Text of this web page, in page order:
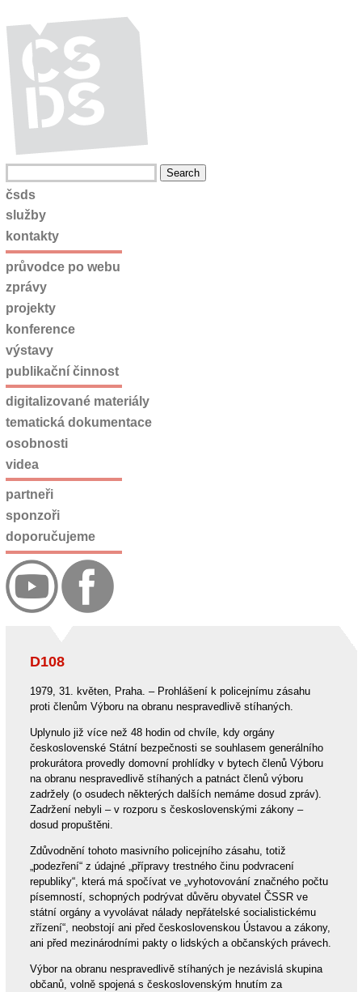
D108
1979, 31. květen, Praha. – Prohlášení k policejnímu zásahu
proti členům Výboru na obranu nespravedlivě stíhaných.
Uplynulo již více než 48 hodin od chvíle, kdy orgány
československé Státní bezpečnosti se souhlasem generálního
prokurátora provedly domovní prohlídky v bytech členů Výboru
na obranu nespravedlivě stíhaných a patnáct členů výboru
zadržely (o osudech některých dalších nemáme dosud zpráv).
Zadržení nebyli – v rozporu s československými zákony –
dosud propuštěni.
Zdůvodnění tohoto masivního policejního zásahu, totiž
„podezření“ z údajné „přípravy trestného činu podvracení
republiky“, která má spočívat ve „vyhotovování značného počtu
písemností, schopných podrývat důvěru obyvatel ČSSR ve
státní orgány a vyvolávat nálady nepřátelské socialistickému
zřízení“, neobstojí ani před československou Ústavou a zákony,
ani před mezinárodními pakty o lidských a občanských právech.
Výbor na obranu nespravedlivě stíhaných je nezávislá skupina
občanů, volně spojená s československým hnutím za
čsds
služby
kontakty
průvodce po webu
zprávy
projekty
konference
výstavy
publikační činnost
digitalizované materiály
tematická dokumentace
osobnosti
videa
partneři
sponzoři
doporučujeme